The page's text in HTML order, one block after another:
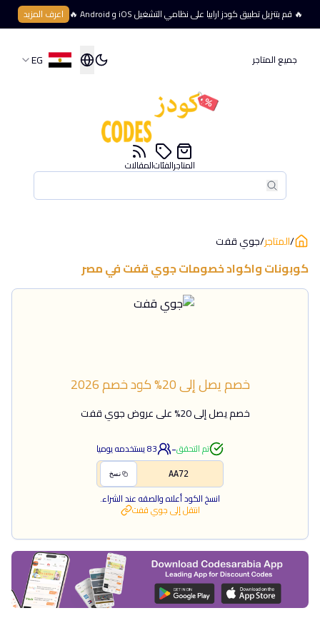
🔥 قم بتنزيل تطبيق كودز ارابيا على نظامي التشغيل iOS و Android 🔥 اعرف المزيد
جميع المتاجر EG
بحث
بحث
المتاجرالفئاتالمقالات
/المتاجر/جوي قفت
كوبونات واكواد خصوماتجوي قفتفيمصر
خصم يصل إلى 20% كود خصم2026
خصم يصل إلى 20% على عروض جوي قفت
تم التحقق-
83يستخدمه يوميا
AA72 نسخ
انسخ الكود أعلاه والصقه عند الشراء.
انتقل إلىجوي قفت